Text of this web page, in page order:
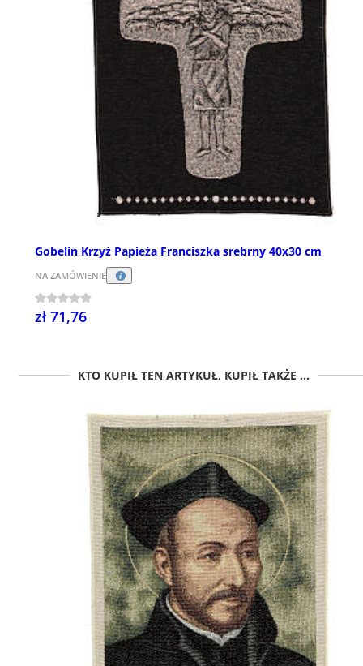
Gobelin Krzyż Papieża Franciszka srebrny 40x30 cm
NA ZAMÓWIENIE
zł 71,76
KTO KUPIŁ TEN ARTYKUŁ, KUPIŁ TAKŻE ...